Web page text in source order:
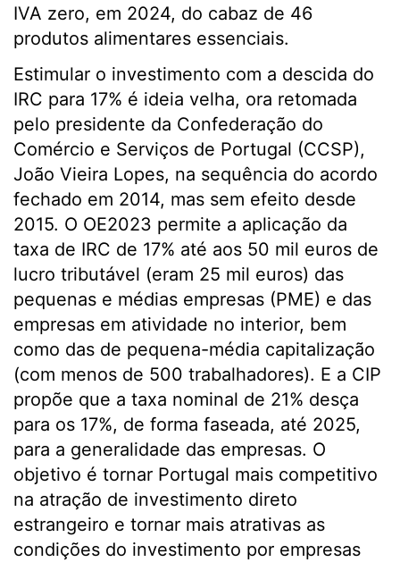
IVA zero, em 2024, do cabaz de 46
produtos alimentares essenciais.
Estimular o investimento com a descida do
IRC para 17% é ideia velha, ora retomada
pelo presidente da Confederação do
Comércio e Serviços de Portugal (CCSP),
João Vieira Lopes, na sequência do acordo
fechado em 2014, mas sem efeito desde
2015. O OE2023 permite a aplicação da
taxa de IRC de 17% até aos 50 mil euros de
lucro tributável (eram 25 mil euros) das
pequenas e médias empresas (PME) e das
empresas em atividade no interior, bem
como das de pequena-média capitalização
(com menos de 500 trabalhadores). E a CIP
propõe que a taxa nominal de 21% desça
para os 17%, de forma faseada, até 2025,
para a generalidade das empresas. O
objetivo é tornar Portugal mais competitivo
na atração de investimento direto
estrangeiro e tornar mais atrativas as
condições do investimento por empresas